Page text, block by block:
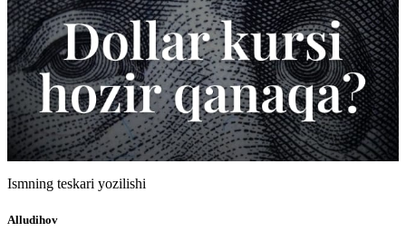
Ismning teskari yozilishi
Alludihov